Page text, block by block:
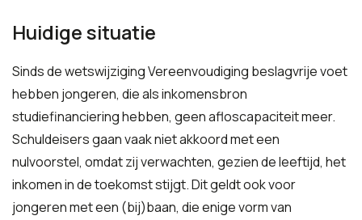
Huidige situatie
Sinds de wetswijziging Vereenvoudiging beslagvrije voet
hebben jongeren, die als inkomensbron
studiefinanciering hebben, geen afloscapaciteit meer.
Schuldeisers gaan vaak niet akkoord met een
nulvoorstel, omdat zij verwachten, gezien de leeftijd, het
inkomen in de toekomst stijgt. Dit geldt ook voor
jongeren met een (bij)baan, die enige vorm van